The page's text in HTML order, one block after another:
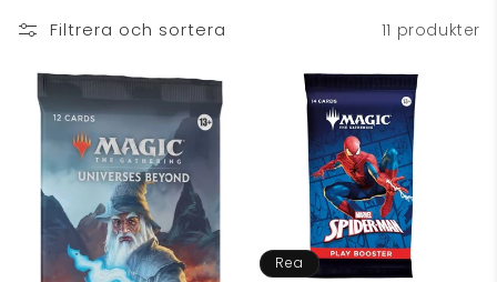
o
d
Filtrera och sortera 11 produkter
Rea